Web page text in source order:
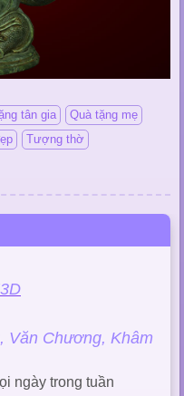
tân gia
Quà tặng mẹ
Tượng thờ
Văn Chương, Khâm
ngày trong tuần